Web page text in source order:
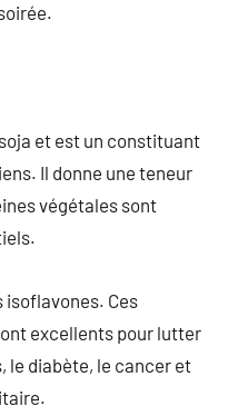
et est un constituant
Il donne une teneur
végétales sont
Ces
excellents pour lutter
le diabète, le cancer et